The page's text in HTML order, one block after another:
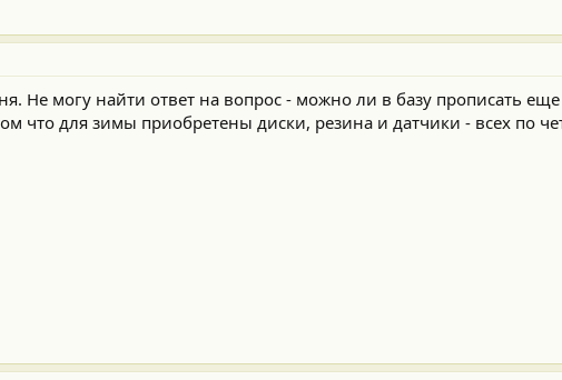
Не могу найти ответ на вопрос - можно ли в базу прописать
что для зимы приобретены диски, резина и датчики - всех по